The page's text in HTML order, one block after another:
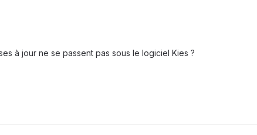
à jour ne se passent pas sous le logiciel Kies ?